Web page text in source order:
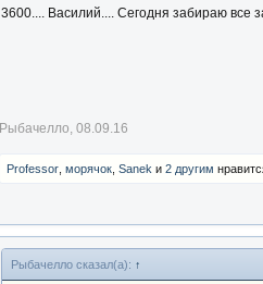
3600.... Василий.... Сегодня забираю все
Рыбачелло, 08.09.16
Professor, морячoк, Sanek и 2 другим
Рыбачелло сказал(а): ↑